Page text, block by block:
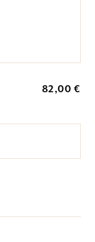
82,00 €